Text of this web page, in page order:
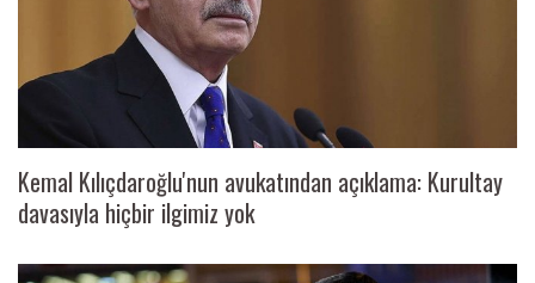
Kemal Kılıçdaroğlu'nun avukatından açıklama: Kurultay
davasıyla hiçbir ilgimiz yok